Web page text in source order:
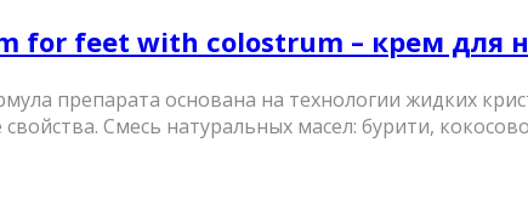
for feet with colostrum – крем для
препарата основана на технологии жидких
Смесь натуральных масел: бурити,